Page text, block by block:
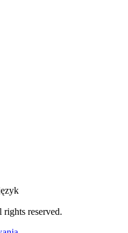
rights reserved.